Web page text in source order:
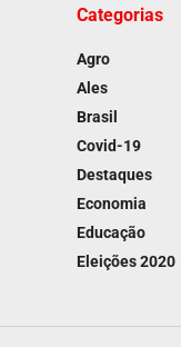
Categorias
Agro
Ales
Brasil
Covid-19
Destaques
Economia
Educação
Eleições 2020